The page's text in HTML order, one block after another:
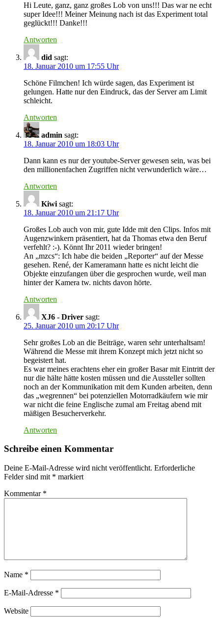
Hi Leute, ganz, ganz großes Lob von uns!!! Das war ne echt
super Idee!!! Meiner Meinung nach ist das Experiment total
geglückt!!! Danke!!!
Antworten
did sagt:
18. Januar 2010 um 17:55 Uhr
Schöne Filmchen! Ich würde sagen, das Experiment ist
gelungen. Hatte nur den Eindruck, das der Server am Limit
schleicht.
Antworten
admin sagt:
18. Januar 2010 um 18:03 Uhr
Dann kann es nur der youtube-Server gewesen sein, was bei
den millionenfachen Zugriffen nicht verwunderlich wäre…
Antworten
Kiwi sagt:
18. Januar 2010 um 21:17 Uhr
Großes Lob auch von mir, gute Idde mit den Clips. Infos mit
Augenzwinkern präsentiert, hat da Thomas etwa den Beruf
verfehlt? :-). Könnt Ihr 2011 wieder bringen!
An „mzcs“: Ich habe die beiden „Reporter“ auf der Messe
gesehen. René, der Kameramann hatte es nicht leicht die
Objekte einzufangen über die gesprochen wurde, weil man
hinter der Kamera tw. nichts davon hörte.
Antworten
XJ6 - Driver sagt:
25. Januar 2010 um 20:17 Uhr
Sehr großes Lob an die Beiträge, waren sehr unterhaltsam!
Während die Messe mit ihrem Konzept mich jetzt nicht so
begeistert hat.
Es war meines erachtens eher ein großer Basar mit Eintritt der
nur die hälte hätte kosten müssen und die Aussteller sollten
noch an der Kommunikation mit dem Kunden arbeiten, denn
das „wegrennen“ bei potenziellen Motorradkäufern wie mir
war nicht die feine Englische zumal am Freitag abend mit
mäßigen Besucherverkehr.
Antworten
Schreibe einen Kommentar
Deine E-Mail-Adresse wird nicht veröffentlicht. Erforderliche
Felder sind mit * markiert
Kommentar *
Name *
E-Mail-Adresse *
Website